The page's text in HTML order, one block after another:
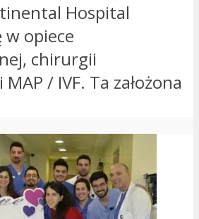
Hospital
w opiece
chirurgii
/ IVF. Ta założona